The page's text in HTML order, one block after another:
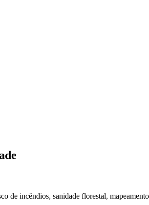
de incêndios, sanidade florestal,